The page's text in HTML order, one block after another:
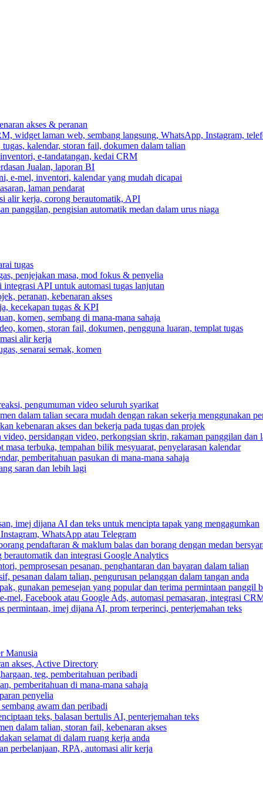
akses & peranan
widget laman web, sembang langsung, WhatsApp, Instagram,
kalendar, storan fail, dokumen dalam talian
e-tandatangan, kedai CRM
Jualan, laporan BI
e-mel, inventori, kalendar yang mudah dicapai
laman pendarat
alir kerja, corong berautomatik, API
panggilan, pengisian automatik medan dalam urus niaga
tugas
penjejakan masa, mod fokus & penyelia
API untuk automasi tugas lanjutan
peranan, kebenaran akses
kecekapan tugas & KPI
komen, sembang di mana-mana sahaja
komen, storan fail, dokumen, pengguna luaran, templat tugas
alir kerja
senarai semak, komen
pengumuman video seluruh syarikat
dalam talian secara mudah dengan rakan sekerja menggunakan
kebenaran akses dan bekerja pada tugas dan projek
persidangan video, perkongsian skrin, rakaman panggilan dan
terbuka, tempahan bilik mesyuarat, penyelarasan kalendar
pemberitahuan pasukan di mana-mana sahaja
saran dan lebih lagi
imej dijana AI dan teks untuk mencipta tapak yang mengagumkan
WhatsApp atau Telegram
pendaftaran & maklum balas dan borang dengan medan
dan integrasi Google Analytics
pemprosesan pesanan, penghantaran dan bayaran dalam talian
pesanan dalam talian, pengurusan pelanggan dalam tangan anda
gunakan pemesejan yang popular dan terima permintaan panggil
mel, Facebook atau Google Ads, automasi pemasaran, integrasi
permintaan, imej dijana AI, prom terperinci, penterjemahan teks
Manusia
akses, Active Directory
teg, pemberitahuan peribadi
pemberitahuan di mana-mana sahaja
penyelia
awam dan peribadi
teks, balasan bertulis AI, penterjemahan teks
dalam talian, storan fail, kebenaran akses
selamat di dalam ruang kerja anda
perbelanjaan, RPA, automasi alir kerja